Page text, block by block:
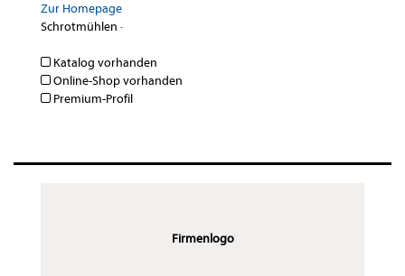
Zur Homepage
Schrotmühlen ·
Katalog vorhanden
Online-Shop vorhanden
Premium-Profil
Firmenlogo